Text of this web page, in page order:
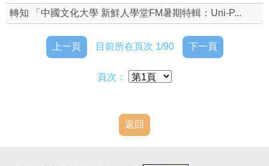
轉知 「中國文化大學 新鮮人學堂FM暑期特輯：Uni-P...
上一頁 目前所在頁次 1/90 下一頁
頁次：
返回